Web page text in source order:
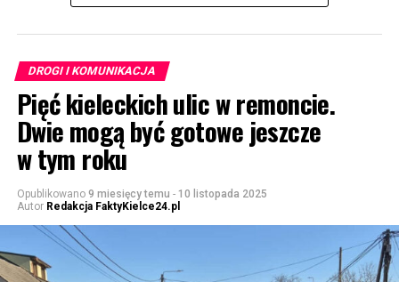
DROGI I KOMUNIKACJA
Pięć kieleckich ulic w remoncie.
Dwie mogą być gotowe jeszcze
w tym roku
Opublikowano 9 miesięcy temu - 10 listopada 2025
Autor Redakcja FaktyKielce24.pl